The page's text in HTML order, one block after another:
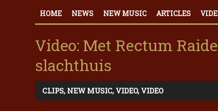
HOME NEWS NEW MUSIC ARTICLES
Video: Met Rectum
slachthuis
CLIPS, NEW MUSIC, VIDEO, VIDEO